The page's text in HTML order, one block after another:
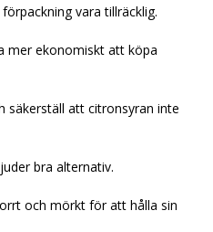
vara tillräcklig.
mer ekonomiskt att köpa
säkerställ att citronsyran inte
bra alternativ.
och mörkt för att hålla sin